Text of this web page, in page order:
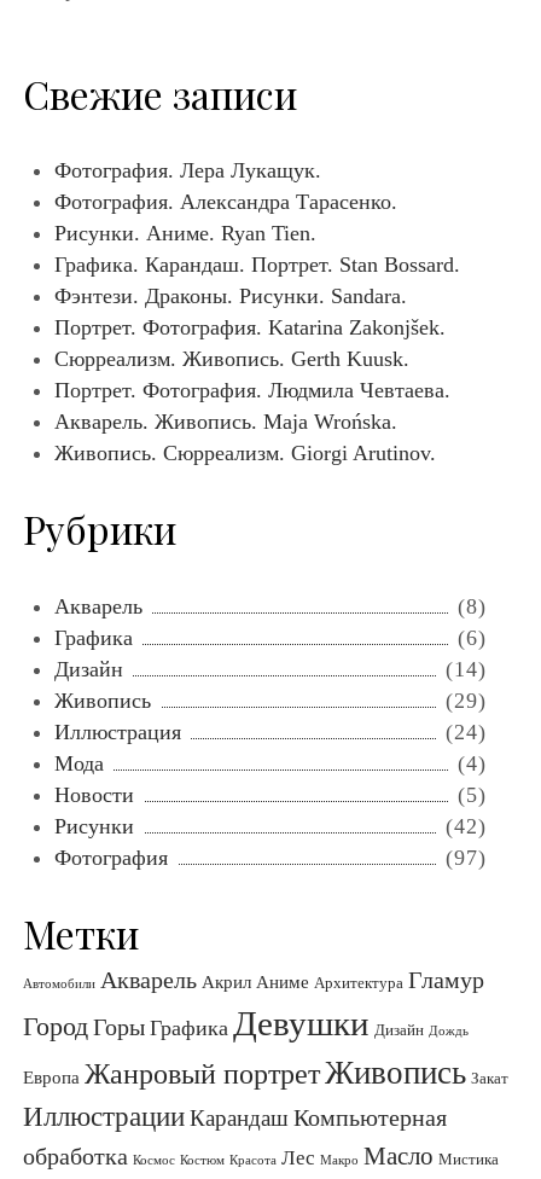
Свежие записи
Фотография. Лера Лукащук.
Фотография. Александра Тарасенко.
Рисунки. Аниме. Ryan Tien.
Графика. Карандаш. Портрет. Stan Bossard.
Фэнтези. Драконы. Рисунки. Sandara.
Портрет. Фотография. Katarina Zakonjšek.
Сюрреализм. Живопись. Gerth Kuusk.
Портрет. Фотография. Людмила Чевтаева.
Акварель. Живопись. Maja Wrońska.
Живопись. Сюрреализм. Giorgi Arutinov.
Рубрики
Акварель
(8)
Графика
(6)
Дизайн
(14)
Живопись
(29)
Иллюстрация
(24)
Мода
(4)
Новости
(5)
Рисунки
(42)
Фотография
(97)
Метки
Автомобили Акварель Акрил Аниме Архитектура Гламур
ГородГоры Графика Девушки Дизайн Дождь
Европа Жанровый портретЖивопись Закат
Иллюстрации Карандаш Компьютерная
обработка Космос Костюм Красота Лес Макро Масло Мистика